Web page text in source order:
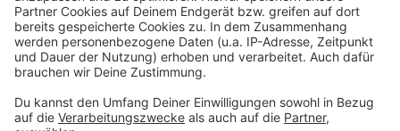
Poser abgesperrt
Fronleichnam in Düsseldorf: Keine zentrale Open-
Air-Messe
Hier informiert die Altstadtgemeinschaft